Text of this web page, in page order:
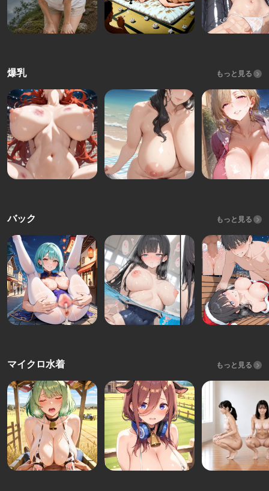
爆乳 もっと見る
バック もっと見る
マイクロ水着 もっと見る